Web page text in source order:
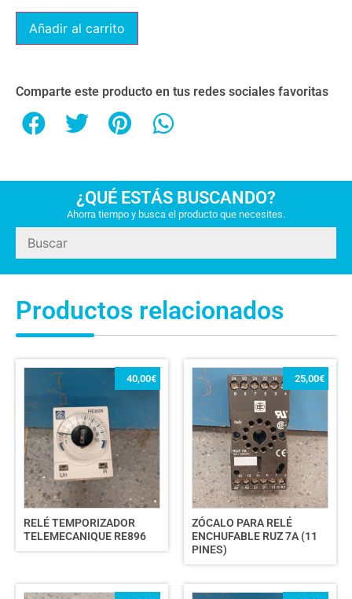
Añadir al carrito
Comparte este producto en tus redes sociales favoritas
¿QUÉ ESTÁS BUSCANDO?
Ahorra tiempo y busca el producto que necesites.
Productos relacionados
RELÉ TEMPORIZADOR
TELEMECANIQUE RE896
40,00€
ZÓCALO PARA RELÉ
ENCHUFABLE RUZ 7A (11
PINES)
25,00€